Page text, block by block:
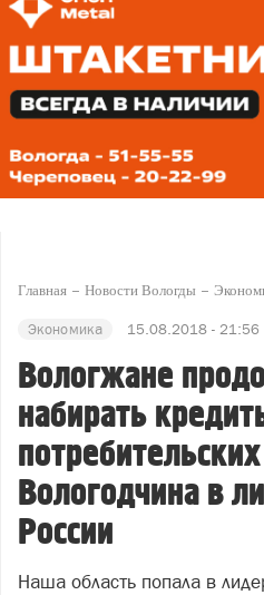
Главная Новости Вологды
Экономика 15.08.2018 - 21:56
Вологжане
набирать
Вологодчина в
России
Наша область попала в